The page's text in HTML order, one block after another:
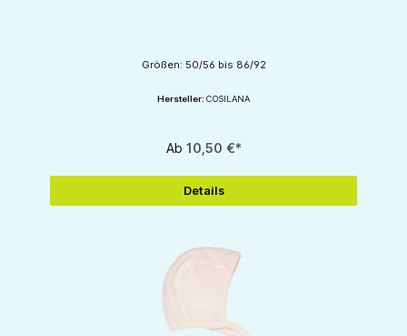
Größen: 50/56 bis 86/92
Hersteller: COSILANA
Ab 10,50 €*
Details